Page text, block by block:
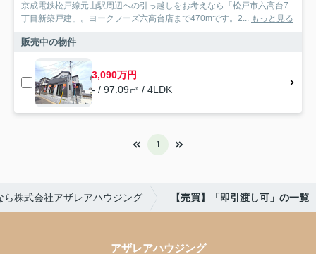
京成電鉄松戸線元山駅周辺への引っ越しをお考えなら「松戸市六高台7
丁目新築戸建」。ヨークフーズ六高台店まで470mです。2... もっと見る
販売中の物件
3,090万円
- / 97.09㎡ / 4LDK
1
株式会社アザレアハウジング 【売買】「即引渡し可」の一覧
アザレアハウジング